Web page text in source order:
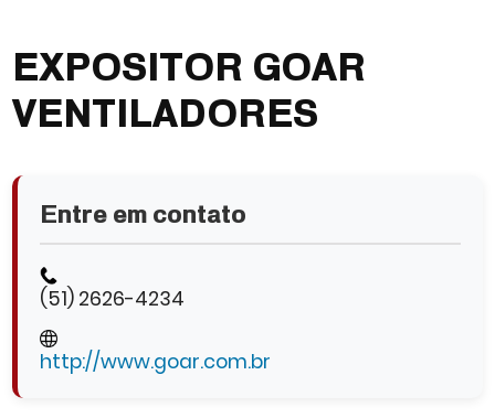
EXPOSITOR GOAR
VENTILADORES
Entre em contato
(51) 2626-4234
http://www.goar.com.br